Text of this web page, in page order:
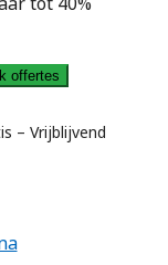
offertes
– Vrijblijvend